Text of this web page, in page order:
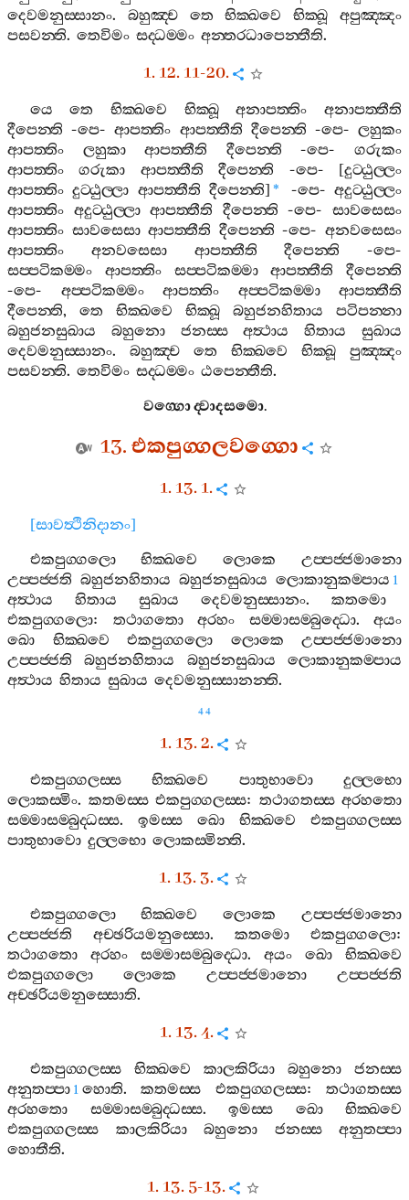
දෙවමනුස‍්සානං. බහුඤ‍්ච තෙ භික‍්ඛවෙ භික‍්ඛූ
අපුඤ‍්ඤං
පසවන‍්ති. තෙවිමං සද‍්ධම‍්මං අන‍්තරධාපෙන‍්තීති.
1. 12. 11-20.
යෙ තෙ භික‍්ඛවෙ භික‍්ඛූ අනාපත‍්තිං
අනාපත‍්තීති
දීපෙන‍්ති -පෙ-ආපත‍්තිං ආපත‍්තීති දීපෙන‍්ති -පෙ-ලහුකං
ආපත‍්තිං
ලහුකා ආපත‍්තීති දීපෙන‍්ති -පෙ-ගරුකං
ආපත‍්තිං
ගරුකා ආපත‍්තීති දීපෙන‍්ති -පෙ- [දුට‍්ඨුල‍්ලං
ආපත‍්තිං දුට‍්ඨුල‍්ලා ආපත‍්තීති දීපෙන‍්ති] * -පෙ-අදුට‍්ඨුල‍්ලං
ආපත‍්තිං අදුට‍්ඨුල‍්ලා ආපත‍්තීති දීපෙන‍්ති -පෙ-සාවසෙසං
ආපත‍්තිං සාවසෙසා ආපත‍්තීති දීපෙන‍්ති -පෙ-අනවසෙසං
ආපත‍්තිං
අනවසෙසා ආපත‍්තීති දීපෙන‍්ති -පෙ-
සප‍්පටිකම‍්මං
ආපත‍්තිං සප‍්පටිකම‍්මා ආපත‍්තීති
දීපෙන‍්ති
-පෙ- අප‍්පටිකම‍්මං ආපත‍්තිං අප‍්පටිකම‍්මා
ආපත‍්තීති
දීපෙන‍්ති, තෙ භික‍්ඛවෙ භික‍්ඛූ බහුජනහිතාය
පටිපන‍්නා
බහුජනසුඛාය
බහුනො ජනස‍්ස අත්‍ථාය හිතාය
සුඛාය
දෙවමනුස‍්සානං. බහුඤ‍්ච තෙ භික‍්ඛවෙ භික‍්ඛූ
පුඤ‍්ඤං
පසවන‍්ති. තෙවිමං සද‍්ධම‍්මං ඨපෙන‍්තීති.
වග‍්ගොද‍්වාදසමො.
13.එකපුග‍්ගලවග‍්ගො
1. 13. 1.
[සාවත්‍ථිනිදානං]
එකපුග‍්ගලො
භික‍්ඛවෙ ලොකෙ
උප‍්පජ‍්ජමානො
උප‍්පජ‍්ජති බහුජනහිතාය බහුජනසුඛාය ලොකානුකම‍්පාය 1
අත්‍ථාය හිතාය සුඛාය දෙවමනුස‍්සානං. කතමො
එකපුග‍්ගලො: තථාගතො අරහං සම‍්මාසම‍්බුද‍්ධො. අයං
ඛො
භික‍්ඛවෙ එකපුග‍්ගලො ලොකෙ
උප‍්පජ‍්ජමානො
උප‍්පජ‍්ජති
බහුජනහිතාය බහුජනසුඛාය
ලොකානුකම‍්පාය
අත්‍ථාය හිතාය සුඛාය දෙවමනුස‍්සානන‍්ති.
44
1. 13. 2.
එකපුග‍්ගලස‍්ස භික‍්ඛවෙ පාතුභාවො
දුල‍්ලභො
ලොකස‍්මිං. කතමස‍්ස එකපුග‍්ගලස‍්ස: තථාගතස‍්ස අරහතො
සම‍්මාසම‍්බුද‍්ධස‍්ස. ඉමස‍්ස ඛො භික‍්ඛවෙ
එකපුග‍්ගලස‍්ස
පාතුභාවො දුල‍්ලභො ලොකස‍්මින‍්ති.
1. 13. 3.
එකපුග‍්ගලො භික‍්ඛවෙ ලොකෙ
උප‍්පජ‍්ජමානො
උප‍්පජ‍්ජති
අච‍්ඡරියමනුස‍්සො. කතමො එකපුග‍්ගලො:
තථාගතො
අරහං සම‍්මාසම‍්බුද‍්ධො. අයං ඛො
භික‍්ඛවෙ
එකපුග‍්ගලො
ලොකෙ උප‍්පජ‍්ජමානො
උප‍්පජ‍්ජති
අච‍්ඡරියමනුස‍්සොති.
1. 13. 4.
එකපුග‍්ගලස‍්ස භික‍්ඛවෙ කාලකිරියා බහුනො
ජනස‍්ස
අනුතප‍්පා 1 හොති.කතමස‍්ස එකපුග‍්ගලස‍්ස:තථාගතස‍්ස
අරහතො
සම‍්මාසම‍්බුද‍්ධස‍්ස. ඉමස‍්ස ඛො
භික‍්ඛවෙ
එකපුග‍්ගලස‍්ස
කාලකිරියා බහුනො ජනස‍්ස
අනුතප‍්පා
හොතීති.
1. 13. 5-13.